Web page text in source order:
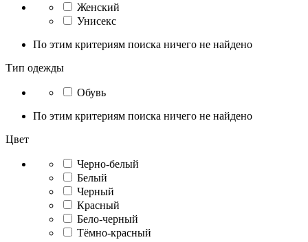
Женский
Унисекс
По этим критериям поиска ничего не найдено
Тип одежды
Обувь
По этим критериям поиска ничего не найдено
Цвет
Черно-белый
Белый
Черный
Красный
Бело-черный
Тёмно-красный